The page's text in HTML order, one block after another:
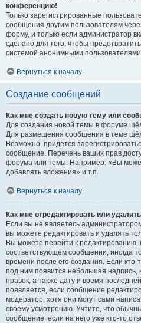
конференцию!
Только зарегистрированные
сообщения другим пользователям
форму, и только если администратор
сделано для того, чтобы
системой анонимными
Вернуться к началу
Создание сообщений
Как мне создать новую тему или
Для создания новой темы в форуме
Для размещения сообщения в теме
Возможно, придётся
сообщение. Перечень ваших прав
форума или темы. Например: «Вы
добавлять вложения» и т.п.
Вернуться к началу
Как мне отредактировать или
Если вы не являетесь
вы можете редактировать и удалять
Вы можете перейти к редактированию,
соответствующем сообщении, иногда
времени после его создания. Если
под ним появится небольшая надпись,
правок, а также дату и время
появляется, если сообщение
модератор, хотя они могут сами
своему усмотрению. Учтите, что
сообщение, если на него уже кто-то